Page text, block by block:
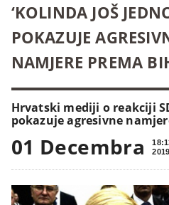
‘KOLINDA JOŠ
POKAZUJE
NAMJERE PREMA
Hrvatski mediji o reakciji
pokazuje agresivne
01 Decembra
2019